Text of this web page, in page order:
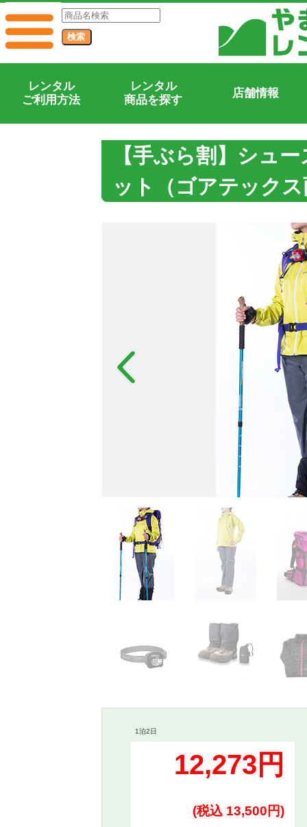
レンタル
ご利用方法
レンタル
商品を探す
店舗情報
【手ぶら割】シュ
ット（ゴアテック
1泊2日
12,273円
(税込 13,500円)